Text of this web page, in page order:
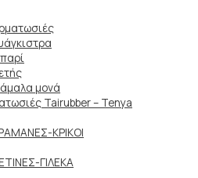
μονά
Tairubber – Tenya
ΚΡΙΚΟΙ
ΓΙΛΕΚΑ